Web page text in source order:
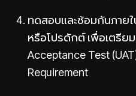
ทดสอบและซ้อมกันภา
หรือโปรดักต์ เพื่อเตรีย
Acceptance Test
Requirement